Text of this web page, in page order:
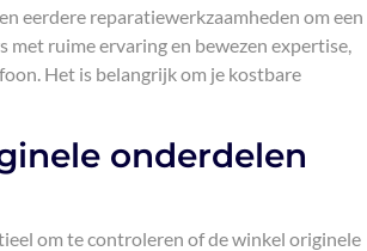
eerdere reparatiewerkzaamheden om een
met ruime ervaring en bewezen expertise,
Het is belangrijk om je kostbare
onderdelen
om te controleren of de winkel originele